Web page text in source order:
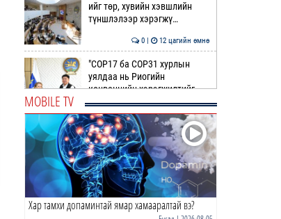
ийг төр, хувийн хэвшлийн
түншлэлээр хэрэгжү…
0 | 12 цагийн өмнө
"COP17 ба COP31 хурлын
уялдаа нь Риогийн
конвенцийн хэрэгжилтийг
ахиул…
Монгол төрийн парадокс нь
шатахуун
0 | 13 цагийн өмнө
Б.Пүрэвдагва: Найман
MOBILE TV
Хар тамхи допаминтай ямар хамааралтай вэ?